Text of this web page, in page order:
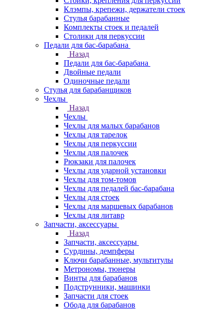
Клэмпы, крепежи, держатели стоек
Стулья барабанные
Комплекты стоек и педалей
Столики для перкуссии
Педали для бас-барабана
Назад
Педали для бас-барабана
Двойные педали
Одиночные педали
Стулья для барабанщиков
Чехлы
Назад
Чехлы
Чехлы для малых барабанов
Чехлы для тарелок
Чехлы для перкуссии
Чехлы для палочек
Рюкзаки для палочек
Чехлы для ударной установки
Чехлы для том-томов
Чехлы для педалей бас-барабана
Чехлы для стоек
Чехлы для маршевых барабанов
Чехлы для литавр
Запчасти, аксессуары
Назад
Запчасти, аксессуары
Сурдины, демпферы
Ключи барабанные, мультитулы
Метрономы, тюнеры
Винты для барабанов
Подструнники, машинки
Запчасти для стоек
Обода для барабанов